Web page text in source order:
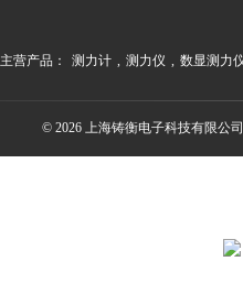
主营产品： 测力计 , 测力仪 , 数显测力
© 2026 上海铸衡电子科技有限公